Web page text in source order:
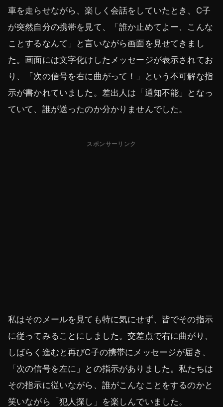
車を走らせながら、楽しく会話をしていたとき、C子
が突然自分の携帯を見て、「誰か止めてよー、こんな
ことするなんて」と言いながら画面を見せてきまし
た。画面には文字化けしたメッセージが表示されてお
り、「次の信号を右に曲がって！」という不可解な指
示が書かれていました。差出人は「通知不能」となっ
ていて、誰が送ったのか分かりませんでした。
スポンサーリンク
私はそのメールを見ても特に気にせず、皆でその指示
に従ってみることにしました。交差点で右に曲がり、
しばらく進むと再びC子の携帯にメッセージが届き、
「次の信号を左に」との指示がありました。私たちは
その指示に従いながら、誰がこんなことをするのかと
笑いながら「犯人探し」を楽しんでいました。